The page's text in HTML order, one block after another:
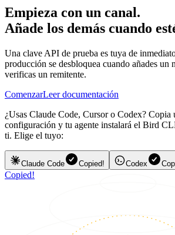
Empieza con un canal.
Añade los demás cuando
Una clave API de prueba es tuya de
producción se desbloquea cuando añades un
verificas un remitente.
ComenzarLeer documentación
¿Usas Claude Code, Cursor o Codex? Copia
configuración y tu agente instalará el Bird
ti. Elige el tuyo:
Claude Code Copied! Codex
Copied!